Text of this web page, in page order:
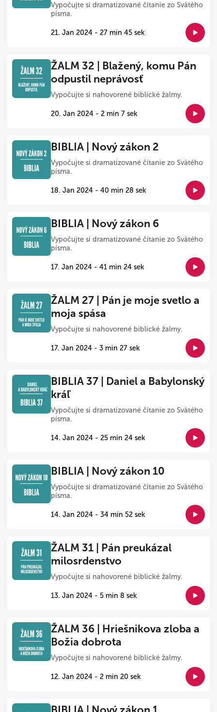
Vypočujte si dramatizované čítanie zo Svätého
písma.
21. Jan 2024 - 27 min 45 sek
ŽALM 32 | Blažený, komu Pán
odpustil neprávosť
Vypočujte si nahovorené biblické žalmy.
20. Jan 2024 - 2 min 7 sek
BIBLIA | Nový zákon 2
Vypočujte si dramatizované čítanie zo Svätého
písma.
18. Jan 2024 - 40 min 28 sek
BIBLIA | Nový zákon 6
Vypočujte si dramatizované čítanie zo Svätého
písma.
17. Jan 2024 - 41 min 24 sek
ŽALM 27 | Pán je moje svetlo a
moja spása
Vypočujte si nahovorené biblické žalmy.
17. Jan 2024 - 3 min 27 sek
BIBLIA 37 | Daniel a Babylonský
kráľ
Vypočujte si dramatizované čítanie zo Svätého
písma.
14. Jan 2024 - 25 min 24 sek
BIBLIA | Nový zákon 10
Vypočujte si dramatizované čítanie zo Svätého
písma.
14. Jan 2024 - 34 min 52 sek
ŽALM 31 | Pán preukázal
milosrdenstvo
Vypočujte si nahovorené biblické žalmy.
13. Jan 2024 - 5 min 8 sek
ŽALM 36 | Hriešnikova zloba a
Božia dobrota
Vypočujte si nahovorené biblické žalmy.
12. Jan 2024 - 2 min 20 sek